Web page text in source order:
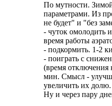
По мутности.
параметрами. Из
не будет" и "без
- чуток омолодить
время работы
- подкормить. 1-2
- поиграть с
(время отключения
мин. Смысл -
увеличить их долю.
Ну и через пару